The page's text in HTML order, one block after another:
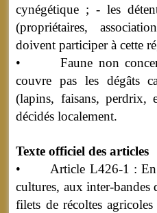
cynégétique ; - les
(propriétaires,
doivent participer à cette
• Faune non
couvre pas les dégâts
(lapins, faisans, perdrix,
décidés localement.
Texte officiel des articles
• Article L426-1 : En
cultures, aux inter-bandes
filets de récoltes